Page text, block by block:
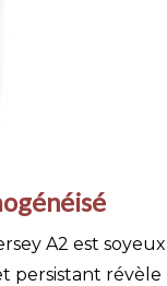
A2 est soyeux
persistant révèle